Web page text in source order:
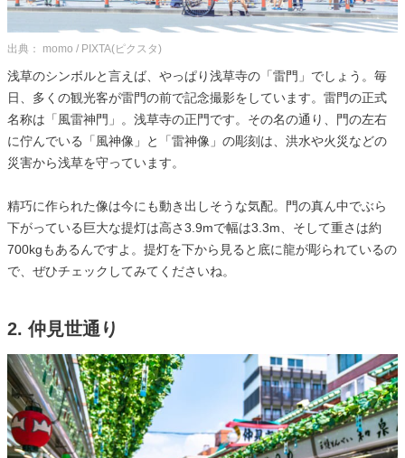
出典： momo / PIXTA(ピクスタ)
浅草のシンボルと言えば、やっぱり浅草寺の「雷門」でしょう。毎
日、多くの観光客が雷門の前で記念撮影をしています。雷門の正式
名称は「風雷神門」。浅草寺の正門です。その名の通り、門の左右
に佇んでいる「風神像」と「雷神像」の彫刻は、洪水や火災などの
災害から浅草を守っています。
精巧に作られた像は今にも動き出しそうな気配。門の真ん中でぶら
下がっている巨大な提灯は高さ3.9mで幅は3.3m、そして重さは約
700kgもあるんですよ。提灯を下から見ると底に龍が彫られているの
で、ぜひチェックしてみてくださいね。
2. 仲見世通り